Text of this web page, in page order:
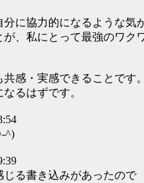
に協力的になるような気
、私にとって最強のワク
感・実感できることです。
るはずです。
^)
る書き込みがあったので